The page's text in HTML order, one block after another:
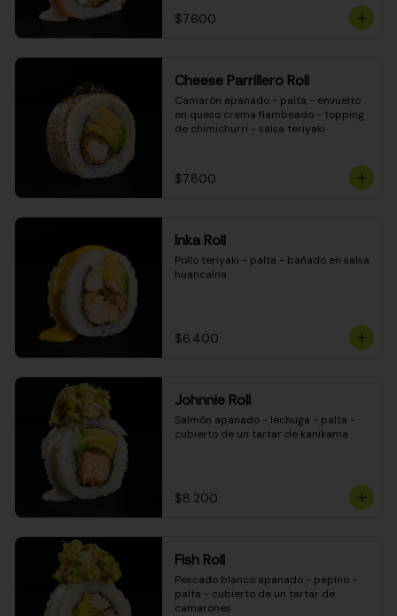
$7.600
Cheese Parrillero Roll
Camarón apanado - palta - envuelto
en queso crema flambeado - topping
de chimichurri - salsa teriyaki
$7.800
Inka Roll
Pollo teriyaki - palta - bañado en salsa
huancaína
$6.400
Johnnie Roll
Salmón apanado - lechuga - palta -
cubierto de un tartar de kanikama
$8.200
Fish Roll
Pescado blanco apanado - pepino -
palta - cubierto de un tartar de
camarones